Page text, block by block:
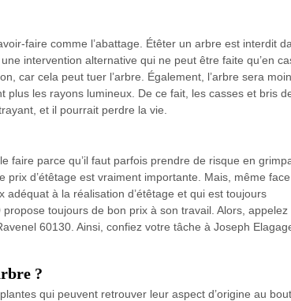
faire comme l’abattage. Étêter un arbre est interdit
intervention alternative qui ne peut être faite qu’en
car cela peut tuer l’arbre. Également, l’arbre sera
plus les rayons lumineux. De ce fait, les casses et bris
et il pourrait perdre la vie.
faire parce qu’il faut parfois prendre de risque en
prix d’étêtage est vraiment importante. Mais, même
à la réalisation d’étêtage et qui est toujours
toujours de bon prix à son travail. Alors, appelez
60130. Ainsi, confiez votre tâche à Joseph
?
qui peuvent retrouver leur aspect d’origine au bout